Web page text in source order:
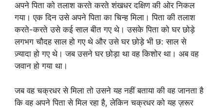
अपने पिता को तलाश करते करते शंखधर दक्षिण की ओर निकल
गया। एक दिन उसे अपने पिता का चिन्ह मिला। पिता की तलाश
करते-करते उसे कई साल बीत गए थे। उसके पिता को घर छोड़े
लगभग चौदह साल हो गए थे और उसे घर छोड़े भी छ: साल से
ज़्यादा हो गए थे। जब उसने घर छोड़ा था वह किशोर था। अब वह
जवान हो गया था।
जब वह चक्रधर से मिला तो उसने यह नहीं बताया की वह जानता है
कि वह अपने पिता से मिल रहा है, लेकिन चक्रधर को यह ज़रूर